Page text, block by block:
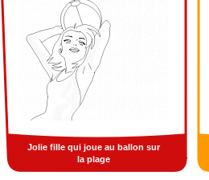
Jolie fille qui joue au ballon sur
la plage